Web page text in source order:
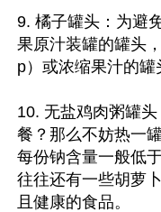
9. 橘子罐头：为避
果原汁装罐的罐头
p）或浓缩果汁的罐
10. 无盐鸡肉粥罐
餐？那么不妨热一
每份钠含量一般低
往往还有一些胡萝
且健康的食品。